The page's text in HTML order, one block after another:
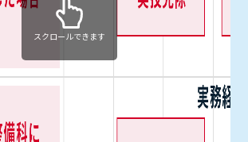
スクロールできます